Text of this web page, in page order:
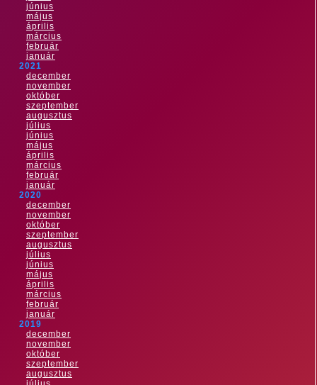
június
május
április
március
február
január
2021
december
november
október
szeptember
augusztus
július
június
május
április
március
február
január
2020
december
november
október
szeptember
augusztus
július
június
május
április
március
február
január
2019
december
november
október
szeptember
augusztus